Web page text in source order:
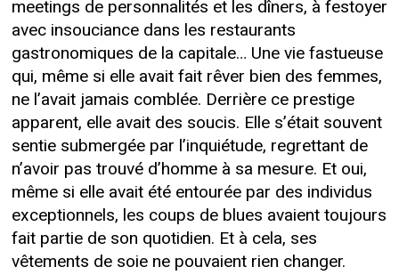
meetings de personnalités et les dîners, à festoyer
avec insouciance dans les restaurants
gastronomiques de la capitale… Une vie fastueuse
qui, même si elle avait fait rêver bien des femmes,
ne l’avait jamais comblée. Derrière ce prestige
apparent, elle avait des soucis. Elle s’était souvent
sentie submergée par l’inquiétude, regrettant de
n’avoir pas trouvé d’homme à sa mesure. Et oui,
même si elle avait été entourée par des individus
exceptionnels, les coups de blues avaient toujours
fait partie de son quotidien. Et à cela, ses
vêtements de soie ne pouvaient rien changer.